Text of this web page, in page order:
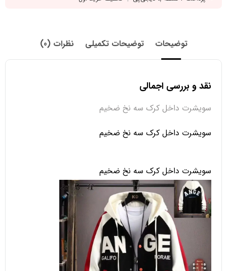
توضیحات توضیحات تکمیلی نظرات (0)
نقد و بررسی اجمالی
سویشرت داخل کرک سه نخ ضخیم
سویشرت داخل کرک سه نخ ضخیم
سویشرت داخل کرک سه نخ ضخیم